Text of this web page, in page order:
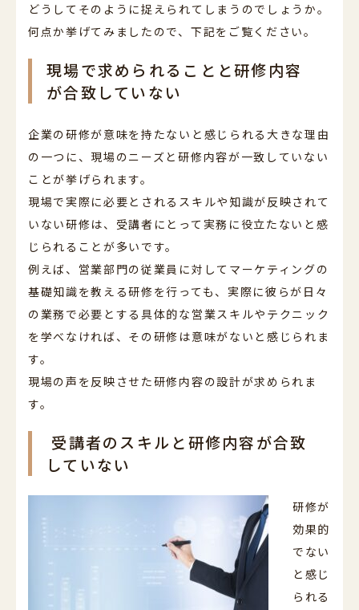
どうしてそのように捉えられてしまうのでしょうか。
何点か挙げてみましたので、下記をご覧ください。
現場で求められることと研修内容
が合致していない
企業の研修が意味を持たないと感じられる大きな理由
の一つに、現場のニーズと研修内容が一致していない
ことが挙げられます。
現場で実際に必要とされるスキルや知識が反映されて
いない研修は、受講者にとって実務に役立たないと感
じられることが多いです。
例えば、営業部門の従業員に対してマーケティングの
基礎知識を教える研修を行っても、実際に彼らが日々
の業務で必要とする具体的な営業スキルやテクニック
を学べなければ、その研修は意味がないと感じられま
す。
現場の声を反映させた研修内容の設計が求められま
す。
受講者のスキルと研修内容が合致
していない
研修が
効果的
でない
と感じ
られる